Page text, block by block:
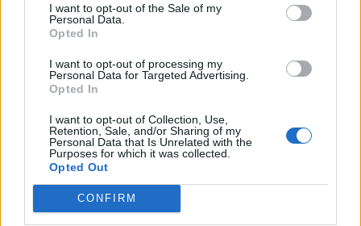
I want to opt-out of the Sale of my
Personal Data.
Opted In
I want to opt-out of processing my
Personal Data for Targeted Advertising.
Opted In
I want to opt-out of Collection, Use,
Retention, Sale, and/or Sharing of my
Personal Data that Is Unrelated with the
Purposes for which it was collected.
Opted Out
CONFIRM
Aksident i trefishtë në
njëri nga të plagosurit
dërgohet në spitalin e
Traumës në Tiranë
Teheran! Ata ishin në një
makinë me xhama të errët,
duke e dëgjuar njëri-